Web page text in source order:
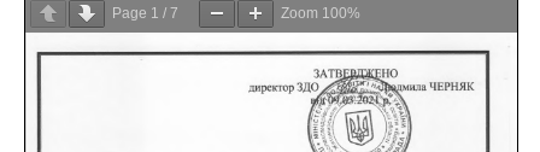
Page 1 / 7 Zoom 100%